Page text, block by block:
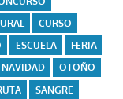
CURSO
ESCUELA
FERIA
NAVIDAD
OTOÑO
SANGRE